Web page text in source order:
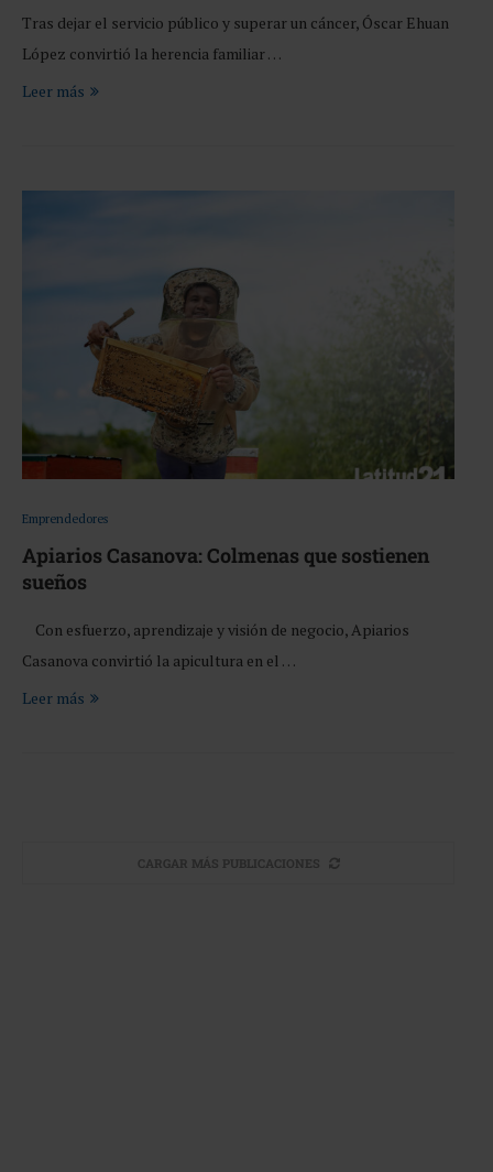
Tras dejar el servicio público y superar un cáncer, Óscar Ehuan
López convirtió la herencia familiar …
Leer más
Emprendedores
Apiarios Casanova: Colmenas que sostienen
sueños
Con esfuerzo, aprendizaje y visión de negocio, Apiarios
Casanova convirtió la apicultura en el …
Leer más
CARGAR MÁS PUBLICACIONES